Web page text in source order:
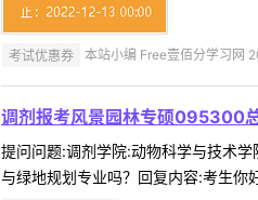
考试优惠券 本站小编 Free壹佰分学习网
调剂报考风景园林专硕095300
提问问题:调剂学院:动物科学与技术
与绿地规划专业吗？回复内容:考生你